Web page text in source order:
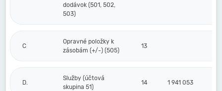
dodávok (501, 502,
503)
C
Opravné položky k
zásobám (+/-) (505)
13
D.
Služby (účtová
skupina 51)
14 1 941 053